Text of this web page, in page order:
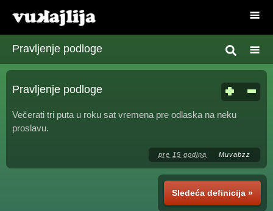
Pravljenje podloge
Pravljenje podloge
Večerati tri puta u roku sat vremena pre odlaska na neku
proslavu.
pre 15 godina Muvabzz
Sledeća definicija »